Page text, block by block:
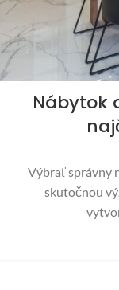
Nábytok
Výbrať správny
skutočnou